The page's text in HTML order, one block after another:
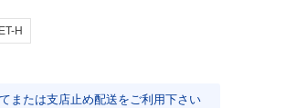
H
または支店止め配送をご利用下さい